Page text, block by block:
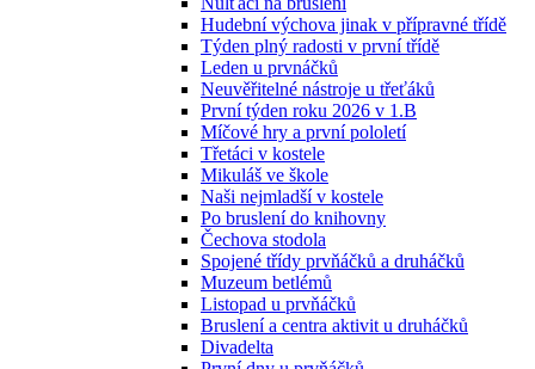
Hudební výchova jinak v přípravné třídě
Týden plný radosti v první třídě
Leden u prvnáčků
Neuvěřitelné nástroje u třeťáků
První týden roku 2026 v 1.B
Míčové hry a první pololetí
Třetáci v kostele
Mikuláš ve škole
Naši nejmladší v kostele
Po bruslení do knihovny
Čechova stodola
Spojené třídy prvňáčků a druháčků
Muzeum betlémů
Listopad u prvňáčků
Bruslení a centra aktivit u druháčků
Divadelta